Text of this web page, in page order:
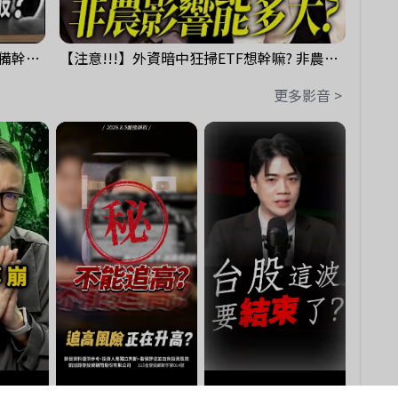
鴻海回測季線是機會還是危機!?下周準備幹大事?｜0807 #3661 #2317 #2317鴻海 【注意!!!】外資暗中狂掃ETF想幹嘛? 非農影響能多大?!｜ Mr.永年 李 / Mr.JIMMY 高志銘 / 理財有夠跩
更多影音 >